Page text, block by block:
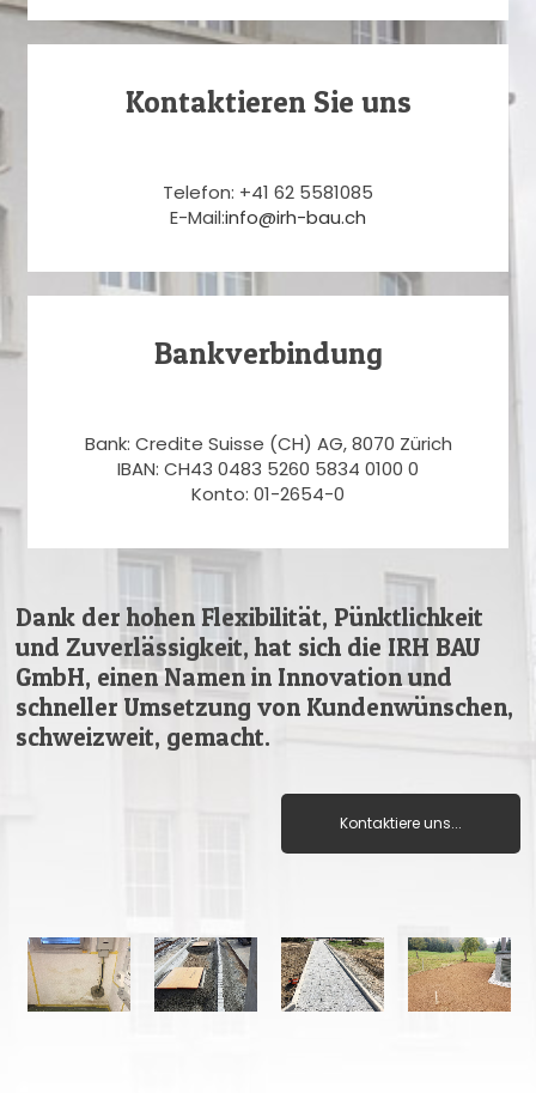
Kontaktieren Sie uns
Telefon: +41 62 5581085
E-Mail:info@irh-bau.ch
Bankverbindung
Bank: Credite Suisse (CH) AG, 8070 Zürich
IBAN: CH43 0483 5260 5834 0100 0
Konto: 01-2654-0
Dank der hohen Flexibilität, Pünktlichkeit
und Zuverlässigkeit, hat sich die IRH BAU
GmbH, einen Namen in Innovation und
schneller Umsetzung von Kundenwünschen,
schweizweit, gemacht.
Kontaktiere uns...